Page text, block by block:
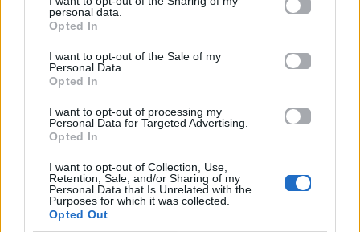
personal data.
Opted In
I want to opt-out of the Sale of my
Personal Data.
Opted In
I want to opt-out of processing my
Personal Data for Targeted Advertising.
Opted In
I want to opt-out of Collection, Use,
Retention, Sale, and/or Sharing of my
Personal Data that Is Unrelated with the
Purposes for which it was collected.
Opted Out